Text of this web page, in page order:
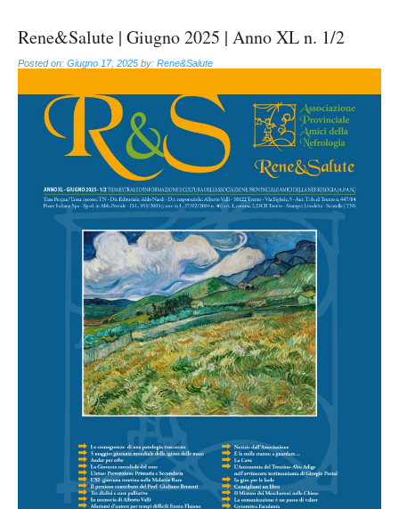
Rene&Salute | Giugno 2025 | Anno XL n. 1/2
Posted on: Giugno 17, 2025 by: Rene&Salute